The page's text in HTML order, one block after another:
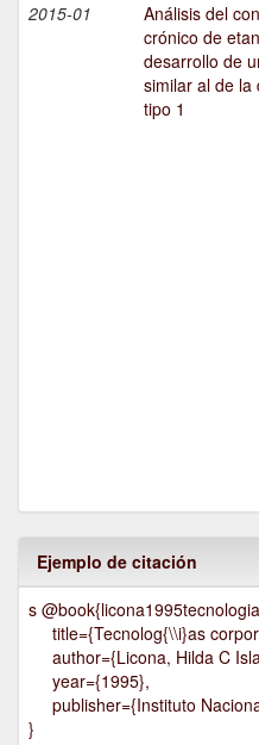
2015-01
Análisis del
crónico de
desarrollo de
similar al de la
tipo 1
Ejemplo de citación
s
title={Tecnolog{\\i}as
author={Licona, Hilda C
year={1995},
publisher={Instituto
}